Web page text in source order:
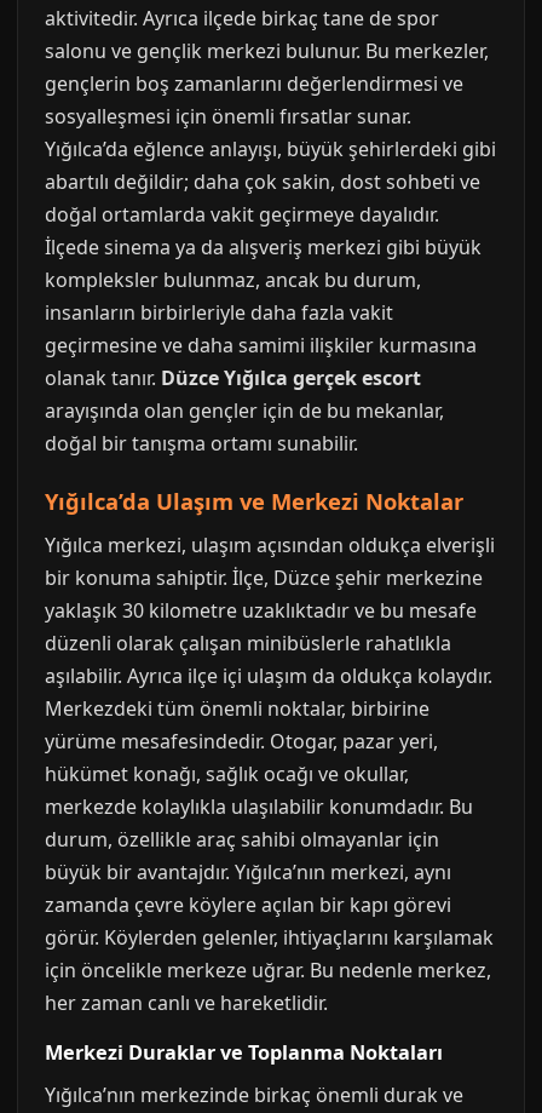
aktivitedir. Ayrıca ilçede birkaç tane de spor
salonu ve gençlik merkezi bulunur. Bu merkezler,
gençlerin boş zamanlarını değerlendirmesi ve
sosyalleşmesi için önemli fırsatlar sunar.
Yığılca’da eğlence anlayışı, büyük şehirlerdeki gibi
abartılı değildir; daha çok sakin, dost sohbeti ve
doğal ortamlarda vakit geçirmeye dayalıdır.
İlçede sinema ya da alışveriş merkezi gibi büyük
kompleksler bulunmaz, ancak bu durum,
insanların birbirleriyle daha fazla vakit
geçirmesine ve daha samimi ilişkiler kurmasına
olanak tanır. Düzce Yığılca gerçek escort
arayışında olan gençler için de bu mekanlar,
doğal bir tanışma ortamı sunabilir.
Yığılca’da Ulaşım ve Merkezi Noktalar
Yığılca merkezi, ulaşım açısından oldukça elverişli
bir konuma sahiptir. İlçe, Düzce şehir merkezine
yaklaşık 30 kilometre uzaklıktadır ve bu mesafe
düzenli olarak çalışan minibüslerle rahatlıkla
aşılabilir. Ayrıca ilçe içi ulaşım da oldukça kolaydır.
Merkezdeki tüm önemli noktalar, birbirine
yürüme mesafesindedir. Otogar, pazar yeri,
hükümet konağı, sağlık ocağı ve okullar,
merkezde kolaylıkla ulaşılabilir konumdadır. Bu
durum, özellikle araç sahibi olmayanlar için
büyük bir avantajdır. Yığılca’nın merkezi, aynı
zamanda çevre köylere açılan bir kapı görevi
görür. Köylerden gelenler, ihtiyaçlarını karşılamak
için öncelikle merkeze uğrar. Bu nedenle merkez,
her zaman canlı ve hareketlidir.
Merkezi Duraklar ve Toplanma Noktaları
Yığılca’nın merkezinde birkaç önemli durak ve